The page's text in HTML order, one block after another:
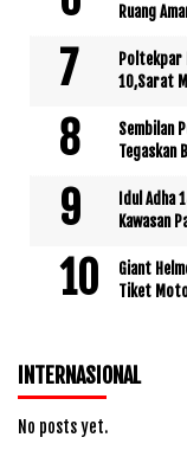
Ruang
Poltekpar
10,Sarat
Sembilan
Tegaskan
Idul Adha
Kawasan
Giant
Tiket
INTERNASIONAL
No posts yet.